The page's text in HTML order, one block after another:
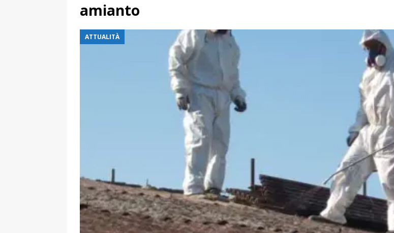
cittadini: “Imposizione, pronti a raccolta firme”
[ 7 Giugno 2026 ] Polemica sul trasferimento da Torino al Pam di Alessandria: “Ci vogliono
spingere al licenziamento”
ATTUALITÀ
[ 29 Giugno 2026 ]
Alessandria senz’acqua, il sindaco esplode: “Comunicazione vergognosa,
manca il rispetto per la città”.
ATTUALITÀ
amianto
ATTUALITÀ